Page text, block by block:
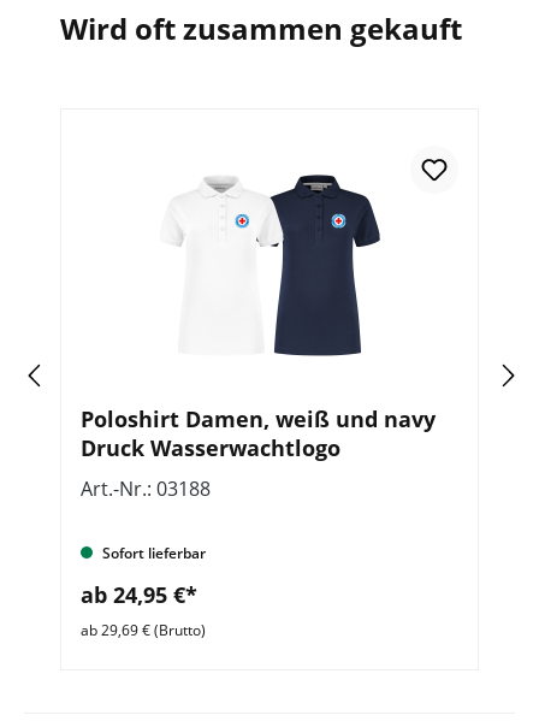
Wird oft zusammen gekauft
Poloshirt Damen, weiß und navy
Druck Wasserwachtlogo
Art.-Nr.: 03188
Sofort lieferbar
ab 24,95 €*
ab 29,69 € (Brutto)